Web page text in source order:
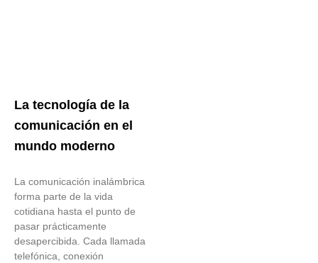
La tecnología de la
comunicación en el
mundo moderno
La comunicación inalámbrica
forma parte de la vida
cotidiana hasta el punto de
pasar prácticamente
desapercibida. Cada llamada
telefónica, conexión